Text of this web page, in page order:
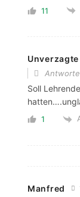
11
Unverzagte
Soll
1
Manfred